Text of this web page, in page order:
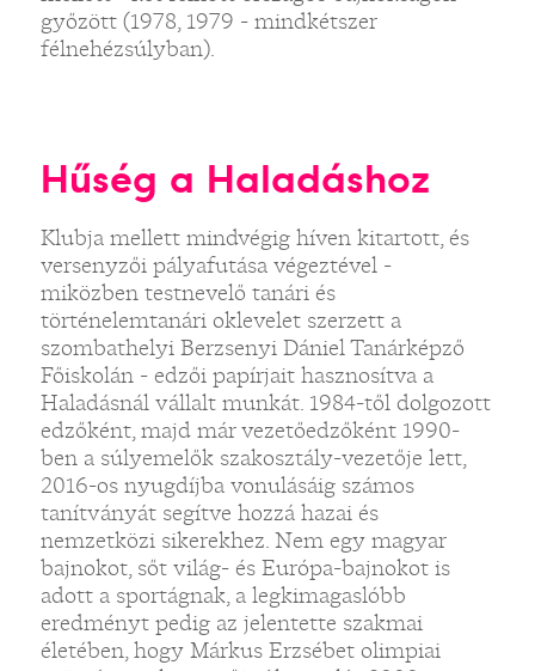
győzött (1978, 1979 - mindkétszer
félnehézsúlyban).
Hűség a Haladáshoz
Klubja mellett mindvégig híven kitartott, és
versenyzői pályafutása végeztével -
miközben testnevelő tanári és
történelemtanári oklevelet szerzett a
szombathelyi Berzsenyi Dániel Tanárképző
Főiskolán - edzői papírjait hasznosítva a
Haladásnál vállalt munkát. 1984-től dolgozott
edzőként, majd már vezetőedzőként 1990-
ben a súlyemelők szakosztály-vezetője lett,
2016-os nyugdíjba vonulásáig számos
tanítványát segítve hozzá hazai és
nemzetközi sikerekhez. Nem egy magyar
bajnokot, sőt világ- és Európa-bajnokot is
adott a sportágnak, a legkimagaslóbb
eredményt pedig az jelentette szakmai
életében, hogy Márkus Erzsébet olimpiai